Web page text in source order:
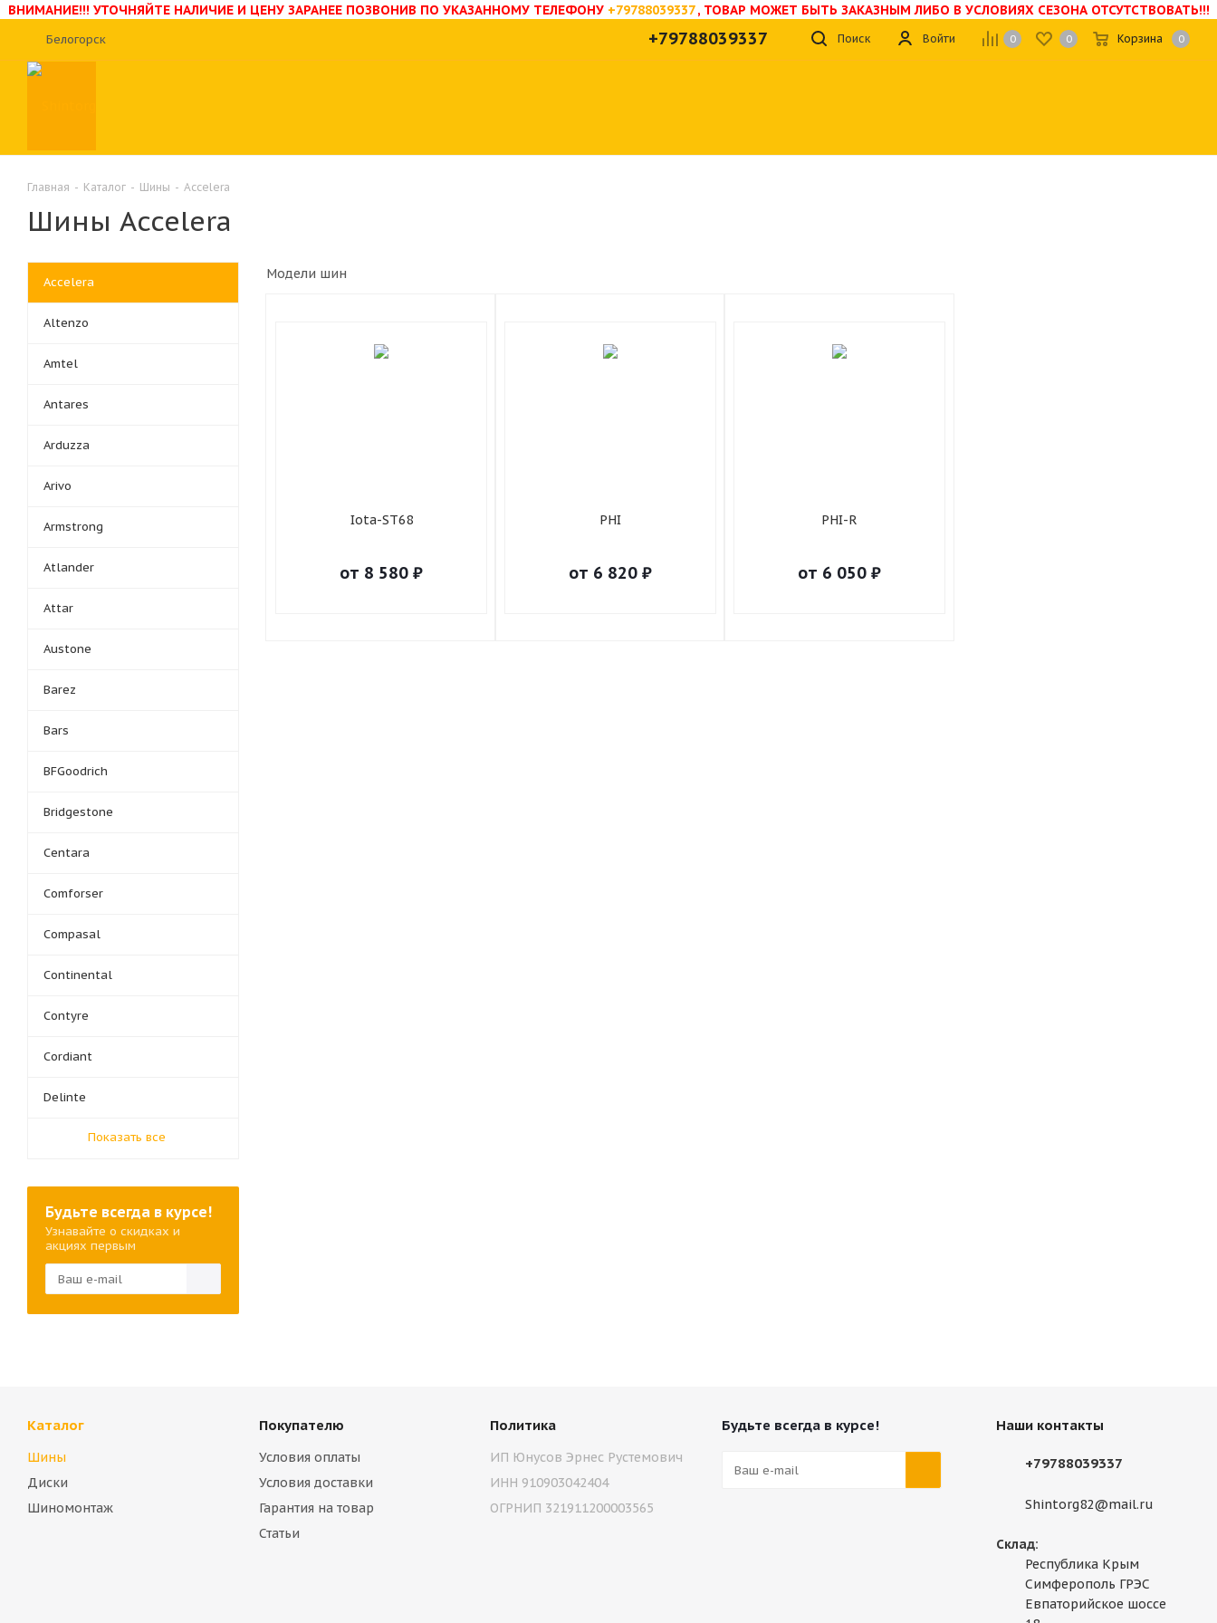
ВНИМАНИЕ!!! УТОЧНЯЙТЕ НАЛИЧИЕ И ЦЕНУ ЗАРАНЕЕ ПОЗВОНИВ ПО УКАЗАННОМУ ТЕЛЕФОНУ +79788039337, ТОВАР МОЖЕТ БЫТЬ ЗАКАЗНЫМ ЛИБО В УСЛОВИЯХ СЕЗОНА ОТСУТСТВОВАТЬ!!!
Белогорск 0 0 Корзина 0
Войти
Поиск
+79788039337
Главная - Каталог - Шины - Accelera
Шины Accelera
Модели шин
Iota-ST68
от 8 580 ₽
PHI
от 6 820 ₽
PHI-R
от 6 050 ₽
Accelera
Altenzo
Amtel
Antares
Arduzza
Arivo
Armstrong
Atlander
Attar
Austone
Barez
Bars
BFGoodrich
Bridgestone
Centara
Comforser
Compasal
Continental
Contyre
Cordiant
Delinte
Показать все
Будьте всегда в курсе!
Узнавайте о скидках и
акциях первым
Каталог
Шины
Диски
Шиномонтаж
Покупателю
Условия оплаты
Условия доставки
Гарантия на товар
Статьи
Политика
ИП Юнусов Эрнес Рустемович
ИНН 910903042404
ОГРНИП 321911200003565
Будьте всегда в курсе! Наши контакты
+79788039337
Shintorg82@mail.ru
Склад:
Республика Крым
Симферополь ГРЭС
Евпаторийское шоссе